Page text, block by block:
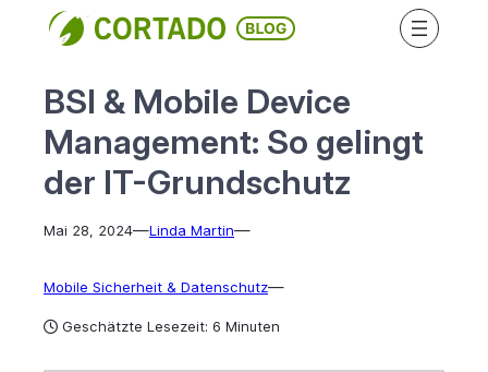
Direkt
wechseln
BSI & Mobile Device
Management: So gelingt
der IT-Grundschutz
Mai 28, 2024—Linda Martin—
Mobile Sicherheit & Datenschutz—
Geschätzte Lesezeit: 6 Minuten